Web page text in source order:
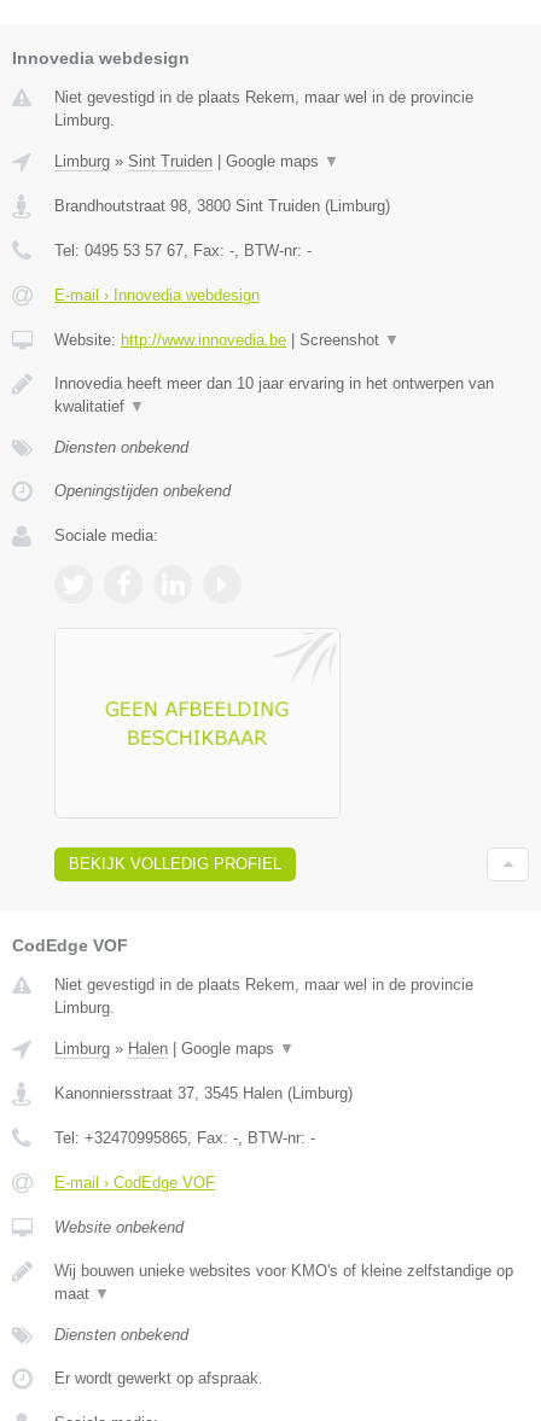
Innovedia webdesign
Niet gevestigd in de plaats Rekem, maar wel in de provincie
Limburg.
Limburg » Sint Truiden | Google maps ▼
Brandhoutstraat 98 3800 Sint Truiden (Limburg)
Tel: 0495 53 57 67 , Fax: - , BTW-nr: -
E-mail › Innovedia webdesign
Website: http://www.innovedia.be | Screenshot ▼
Innovedia heeft meer dan 10 jaar ervaring in het ontwerpen van
kwalitatief ▼
Diensten onbekend
Openingstijden onbekend
Sociale media:
BEKIJK VOLLEDIG PROFIEL
CodEdge VOF
Niet gevestigd in de plaats Rekem, maar wel in de provincie
Limburg.
Limburg » Halen Google maps ▼
Kanonniersstraat 37, 3545 Halen (Limburg)
Tel: +32470995865, Fax: -, BTW-nr: -
E-mail › CodEdge VOF
Website onbekend
Wij bouwen unieke websites voor KMO's of kleine zelfstandige op
maat ▼
Diensten onbekend
Er wordt gewerkt op afspraak.